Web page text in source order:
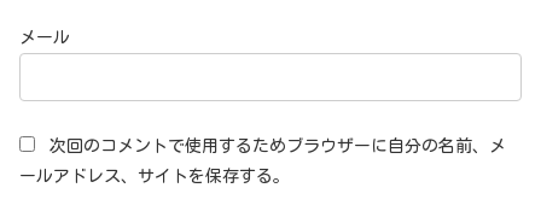
メール
次回のコメントで使用するためブラウザーに自分の名前、メ
ールアドレス、サイトを保存する。